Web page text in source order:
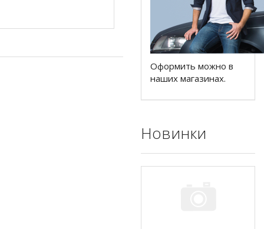
Оформить можно в
наших магазинах.
Новинки